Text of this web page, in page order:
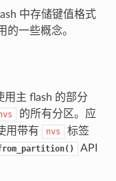
中存储键值格式
的一些概念。
用主 flash 的部分
的所有分区。应
用带有 nvs
标签
API